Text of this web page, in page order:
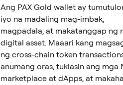
Ang PAX Gold wallet ay
iyo na madaling mag-imbak,
magpadala, at makatanggap ng
digital asset. Maaari kang
ng cross-chain token
anumang oras, tuklasin ang mga
marketplace at dApps, at